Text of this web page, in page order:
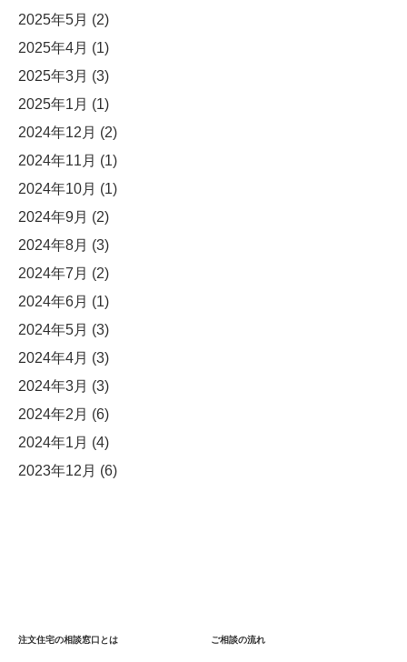
2025年5月 (2)
2025年4月 (1)
2025年3月 (3)
2025年1月 (1)
2024年12月 (2)
2024年11月 (1)
2024年10月 (1)
2024年9月 (2)
2024年8月 (3)
2024年7月 (2)
2024年6月 (1)
2024年5月 (3)
2024年4月 (3)
2024年3月 (3)
2024年2月 (6)
2024年1月 (4)
2023年12月 (6)
注文住宅の相談窓口とは ご相談の流れ